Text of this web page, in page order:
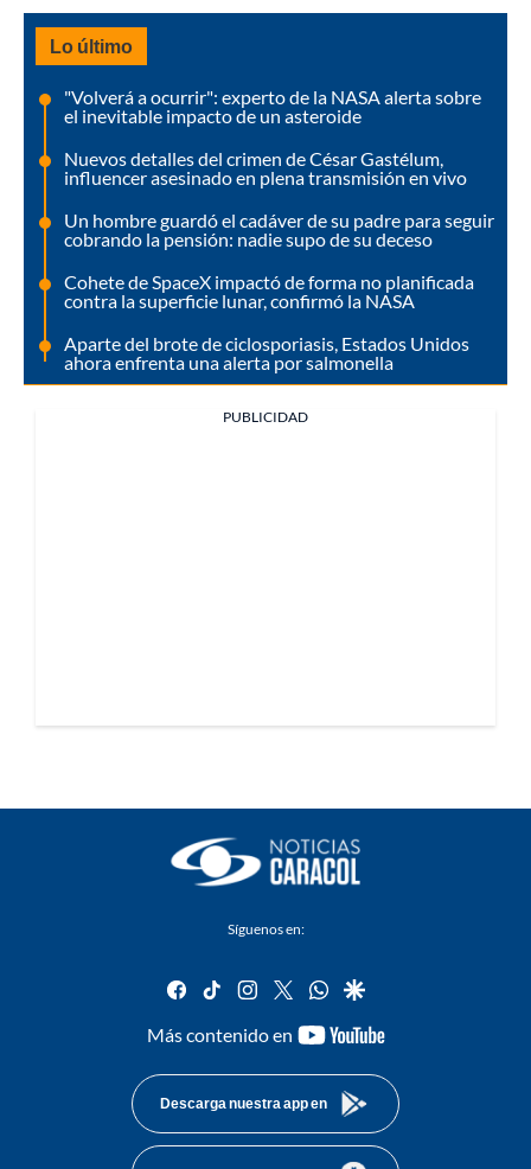
Lo último
"Volverá a ocurrir": experto de la NASA alerta sobre
el inevitable impacto de un asteroide
Nuevos detalles del crimen de César Gastélum,
influencer asesinado en plena transmisión en vivo
Un hombre guardó el cadáver de su padre para seguir
cobrando la pensión: nadie supo de su deceso
Cohete de SpaceX impactó de forma no planificada
contra la superficie lunar, confirmó la NASA
Aparte del brote de ciclosporiasis, Estados Unidos
ahora enfrenta una alerta por salmonella
PUBLICIDAD
Síguenos en:
facebook
tiktok instagram
twitterwhatsapp
google
Más contenido en
youtube-
Descarga nuestra app en